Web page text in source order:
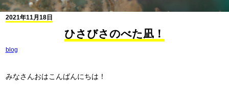
2021年11月18日
ひさびさのべた凪！
blog
みなさんおはこんばんにちは！